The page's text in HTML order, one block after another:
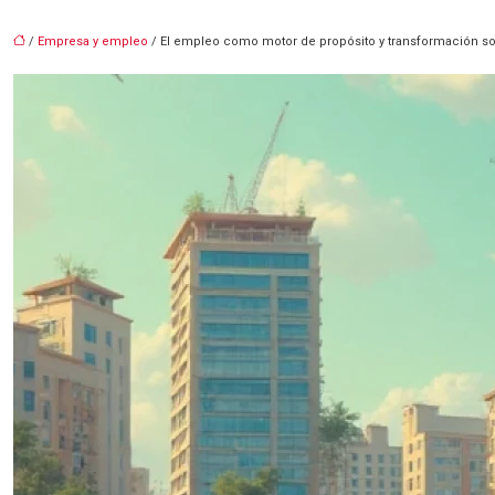
/ Empresa y empleo / El empleo como motor de propósito y transformación